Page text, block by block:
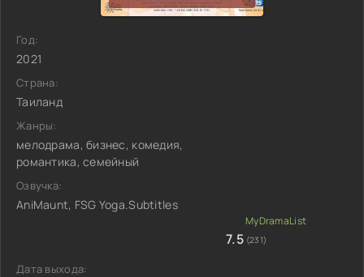
Год:
2021
Страна:
Таиланд
Жанры:
мелодрама, бизнес, комедия,
романтика, семейный
Озвучка:
AniMaunt, FSG Yoga.Subtitles
7.5 (231)
Дата выхода: